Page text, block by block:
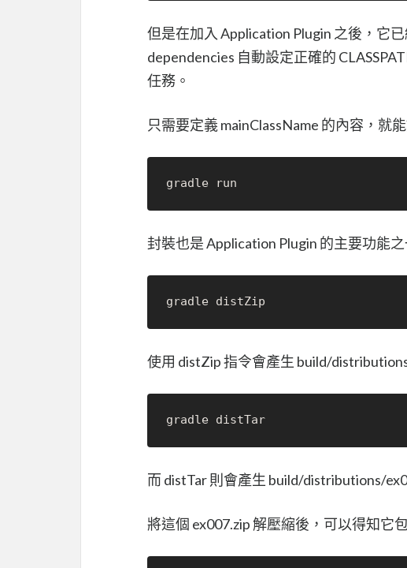
但是在加入 Application Plugin 之後，它
dependencies 自動設定正確的
任務。
只需要定義 mainClassName 的內容，就
封裝也是 Application Plugin 的主要功能
使用 distZip 指令會產生 build/
gradle distTar
而 distTar 則會產生 build/distributions/
將這個 ex007.zip 解壓縮後，可以得知它